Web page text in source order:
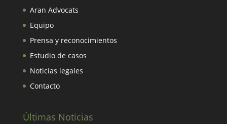
Aran Advocats
Equipo
Prensa y reconocimientos
Estudio de casos
Noticias legales
Contacto
Últimas Noticias